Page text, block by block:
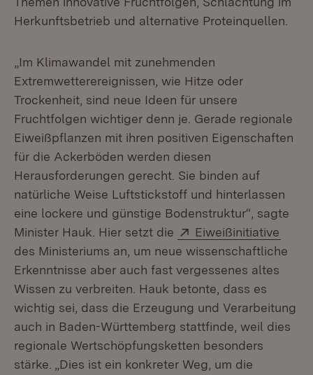
Herkunftsbetrieb und alternative Proteinquellen.
„Im Klimawandel mit zunehmenden
Extremwetterereignissen, wie Hitze oder
Trockenheit, sind neue Ideen für unsere
Fruchtfolgen wichtiger denn je. Gerade regionale
Eiweißpflanzen mit ihren positiven Eigenschaften
für die Ackerböden werden diesen
Herausforderungen gerecht. Sie binden auf
natürliche Weise Luftstickstoff und hinterlassen
eine lockere und günstige Bodenstruktur“, sagte
Minister Hauk. Hier setzt die
Extern:
Eiweißinitiative
des Ministeriums an, um neue wissenschaftliche
Erkenntnisse aber auch fast vergessenes altes
Wissen zu verbreiten. Hauk betonte, dass es
wichtig sei, dass die Erzeugung und Verarbeitung
auch in Baden-Württemberg stattfinde, weil dies
regionale Wertschöpfungsketten besonders
stärke. „Dies ist ein konkreter Weg, um die